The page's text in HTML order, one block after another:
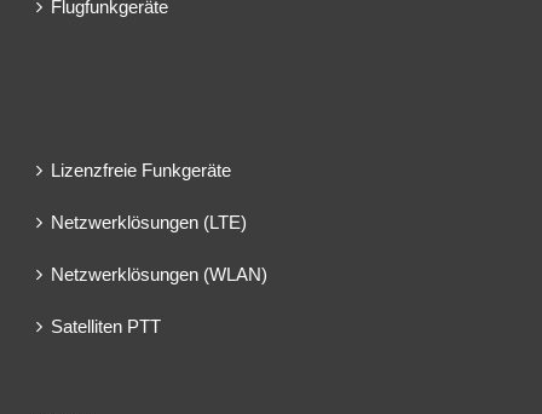
Flugfunkgeräte
Lizenzfreie Funkgeräte
Netzwerklösungen (LTE)
Netzwerklösungen (WLAN)
Satelliten PTT